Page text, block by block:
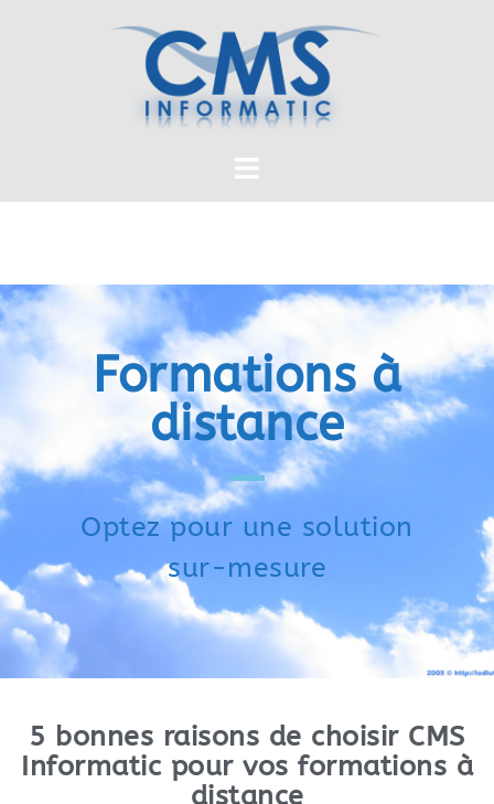
Formations à
distance
Optez pour une solution
sur-mesure
5 bonnes raisons de choisir CMS
Informatic pour vos formations à
distance